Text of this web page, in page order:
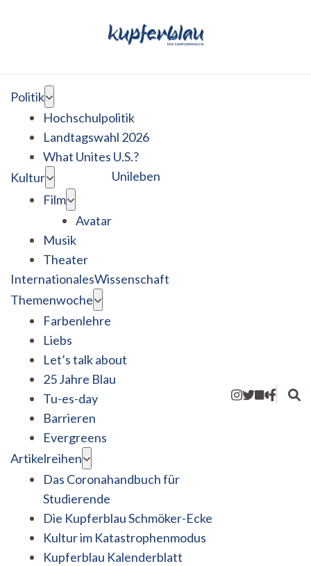
Politik
Hochschulpolitik
Landtagswahl 2026
What Unites U.S.?
Kultur
Film
Avatar
Musik
Theater
Unileben
InternationalesWissenschaft
Themenwoche
Farbenlehre
Liebs
Let’s talk about
25 Jahre Blau
Tu-es-day
Barrieren
Evergreens
Artikelreihen
Das Coronahandbuch für
Studierende
Die Kupferblau Schmöker-Ecke
Kultur im Katastrophenmodus
Kupferblau Kalenderblatt